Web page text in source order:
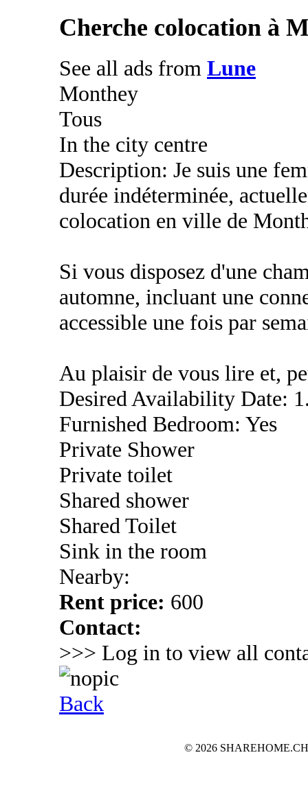
Cherche colocation à
See all ads from Lune
Monthey
Tous
In the city centre
Description: Je suis une
durée indéterminée,
colocation en ville de
Si vous disposez d'une
automne, incluant une
accessible une fois par
Au plaisir de vous lire et,
Desired Availability Date:
Furnished Bedroom: Yes
Private Shower
Private toilet
Shared shower
Shared Toilet
Sink in the room
Nearby:
Rent price: 600
Contact:
>>> Log in to view all
Back
© 2026